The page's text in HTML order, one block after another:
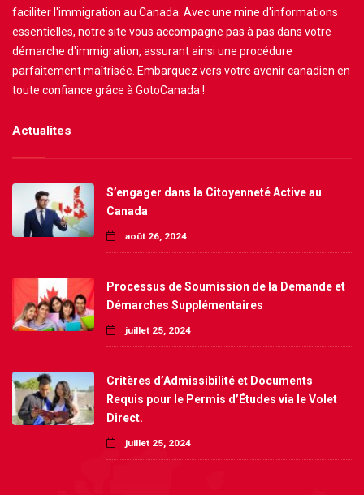
faciliter l'immigration au Canada. Avec une mine d'informations
essentielles, notre site vous accompagne pas à pas dans votre
démarche d'immigration, assurant ainsi une procédure
parfaitement maîtrisée. Embarquez vers votre avenir canadien en
toute confiance grâce à GotoCanada !
Actualites
S’engager dans la Citoyenneté Active au
Canada
août 26, 2024
Processus de Soumission de la Demande et
Démarches Supplémentaires
juillet 25, 2024
Critères d’Admissibilité et Documents
Requis pour le Permis d’Études via le Volet
Direct.
juillet 25, 2024